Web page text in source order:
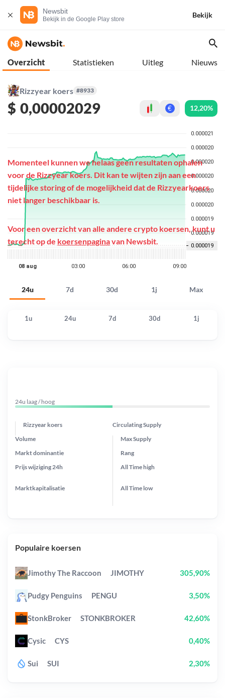
Newsbit
Bekijk in de Google Play store
Bekijk
Overzicht Statistieken Uitleg Nieuws
Rizzyear koers #8933
$ 0,00002029 € 12,20%
24u 7d 30d 1j Max
Momenteel kunnen we helaas geen resultaten ophalen
voor de Rizzyear koers. Dit kan te wijten zijn aan een
tijdelijke storing of de mogelijkheid dat de Rizzyearkoers
niet langer beschikbaar is.
Voor een overzicht van alle andere crypto koersen, kunt u
terecht op de koersenpaginavan Newsbit.
1u 24u 7d 30d 1j
24u laag / hoog
Rizzyear koers Circulating Supply
Prijs wijziging 24h
Max Supply
Markt dominantie
Marktkapitalisatie
Volume
Rang
All Timehigh
All Time low
Populaire koersen
Jimothy The Raccoon JIMOTHY 305,90%
Pudgy Penguins PENGU 3,50%
StonkBroker STONKBROKER 42,60%
Cysic CYS 0,40%
Sui SUI 2,30%